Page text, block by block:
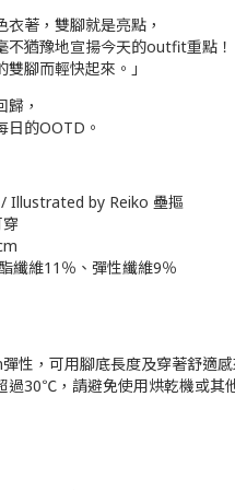
著，雙腳就是亮點，
不猶豫地宣揚今天的outfit重點！
腳而輕快起來。」
，
日的OOTD。
Illustrated by Reiko 壘摳
纖維11％、彈性纖維9％
性，可用腳底長度及穿著舒適
過30℃，請避免使用烘乾機或其